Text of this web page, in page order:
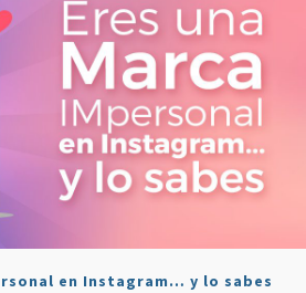
en Instagram… y lo sabes